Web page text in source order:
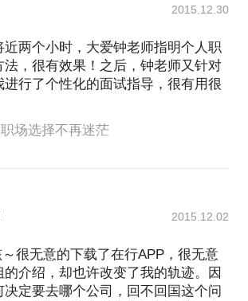
2015.12.30
近两个小时，大爱钟老师指明个人职
法，很有效果！之后，钟老师又针对
行了个性化的面试指导，很有用很
场选择不再迷茫
2015.12.02
很无意的下载了在行APP，很无意
的介绍，却也许改变了我的轨迹。因
决定要去哪个公司，回不回国这个问